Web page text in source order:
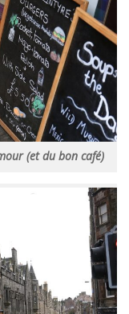
(et du bon café)